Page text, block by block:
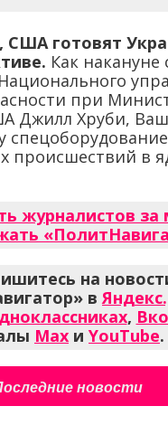
США готовят
Как
при
Джилл Хруби,
происшествий в
журналистов за
на
в
,
Max и YouTube.
новости